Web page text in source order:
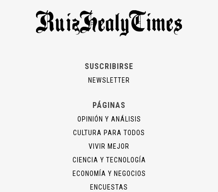
SUSCRIBIRSE
NEWSLETTER
PÁGINAS
OPINIÓN Y ANÁLISIS
CULTURA PARA TODOS
VIVIR MEJOR
CIENCIA Y TECNOLOGÍA
ECONOMÍA Y NEGOCIOS
ENCUESTAS